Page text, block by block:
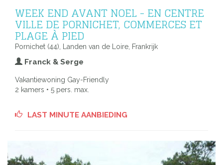
WEEK END AVANT NOEL - EN CENTRE
VILLE DE PORNICHET, COMMERCES ET
PLAGE À PIED
Pornichet (44), Landen van de Loire, Frankrijk
Franck & Serge
Vakantiewoning Gay-Friendly
2 kamers • 5 pers. max.
LAST MINUTE AANBIEDING